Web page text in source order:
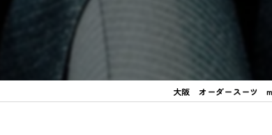
レディース
大阪 オーダースーツ